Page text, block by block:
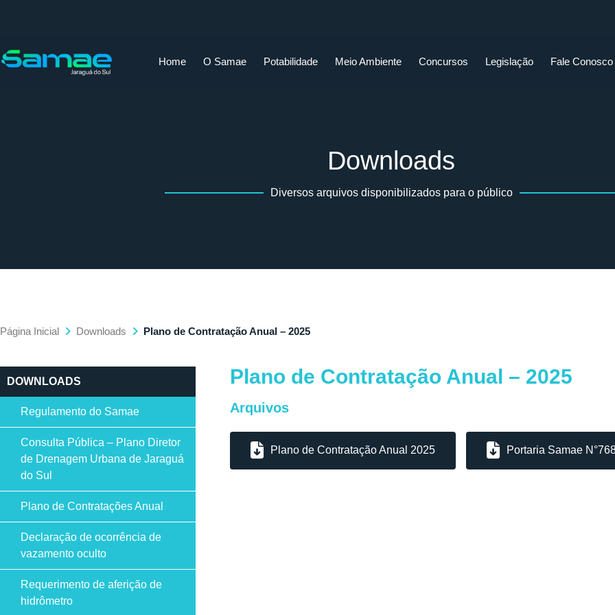
Home O Samae Potabilidade Meio Ambiente Concursos Legislação Fale Conosco
Downloads
Diversos arquivos disponibilizados para o público
Página Inicial Downloads Plano de Contratação Anual – 2025
DOWNLOADS
Regulamento do Samae
Consulta Pública – Plano Diretor
de Drenagem Urbana de Jaraguá
do Sul
Plano de Contratações Anual
Declaração de ocorrência de
vazamento oculto
Requerimento de aferição de
hidrômetro
Plano de Contratação Anual – 2025
Arquivos
Plano de Contratação Anual 2025 Portaria Samae